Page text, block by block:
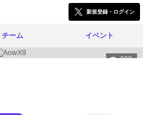
新規登録・ログイン
チーム イベント
388